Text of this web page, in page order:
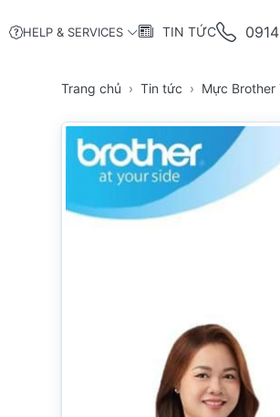
HELP & SERVICES TIN TỨC
Trang chủ Tin tức Mực Brother